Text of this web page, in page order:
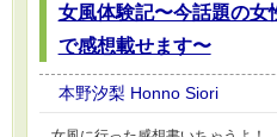
女風体験記〜今話題の女
で感想載せます〜
本野汐梨 Honno Siori